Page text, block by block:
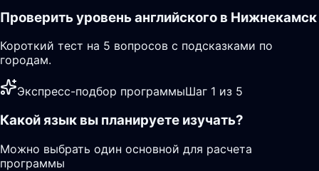
Проверить уровень английского в Нижнекамск
Короткий тест на 5 вопросов с подсказками по
городам.
Экспресс-подбор программыШаг 1 из 5
Какой язык вы планируете изучать?
Можно выбрать один основной для расчета
программы